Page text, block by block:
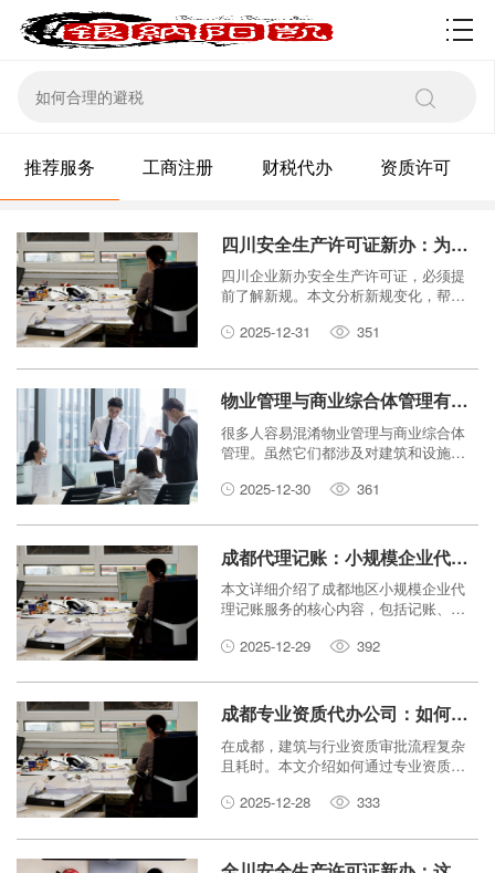
资质许可
推荐服务 工商注册 财税代办 资质许可
四川安全生产许可证新办：为什么企业必须提前了解这些新规？
四川企业新办安全生产许可证，必须提
前了解新规。本文分析新规变化，帮助
2025-12-31
351
物业管理与商业综合体管理有何区别？一文读懂核心差异。
很多人容易混淆物业管理与商业综合体
管理。虽然它们都涉及对建筑和设施的
俗易懂的语言，从服务对象、管理重心
们的核心区别，帮您彻底搞懂这两者的
不同之处。
2025-12-30 361
成都代理记账：小规模企业代账服务究竟包含哪些核心内容？
本文详细介绍了成都地区小规模企业代
理记账服务的核心内容，包括记账、报
代账服务的价值，做出明智选择。
2025-12-29 392
成都专业资质代办公司：如何快速搞定建筑与行业资质审批？
在成都，建筑与行业资质审批流程复杂
且耗时。本文介绍如何通过专业资质代
理，帮助企业节省时间与精力。
2025-12-28 333